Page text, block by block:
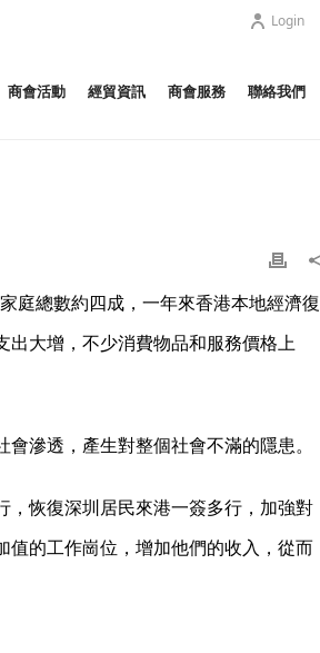
Login
商會活動 經貿資訊 商會服務 聯絡我們
庭總數約四成，一年來香港本地經濟復
出大增，不少消費物品和服務價格上
滲透，產生對整個社會不滿的隱患。
恢復深圳居民來港一簽多行，加強對
的工作崗位，增加他們的收入，從而